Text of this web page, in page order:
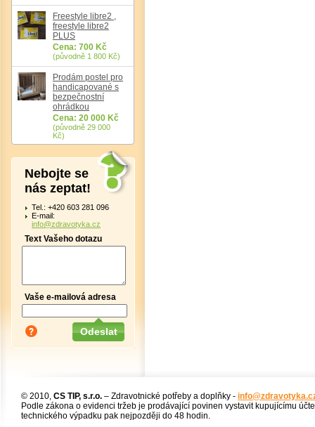
Freestyle libre2 ,
freestyle libre2
PLUS
Cena: 700 Kč
(původně 1 800 Kč)
Prodám postel pro
handicapované s
bezpečnostní
ohrádkou
Cena: 20 000 Kč
(původně 29 000
Kč)
Nebojte se
nás zeptat!
Tel.: +420 603 281 096
E-mail:
info@zdravotyka.cz
Text Vašeho dotazu
Vaše e-mailová adresa
© 2010, CS TIP, s.r.o. – Zdravotnické potřeby a doplňky -
Podle zákona o evidenci tržeb je prodávající povinen vystavit kupujícímu
technického výpadku pak nejpozději do 48 hodin.